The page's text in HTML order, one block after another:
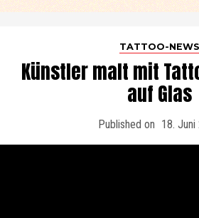
TATTOO-NEWS
Künstler malt mit
auf Glas
Published on 18. Juni